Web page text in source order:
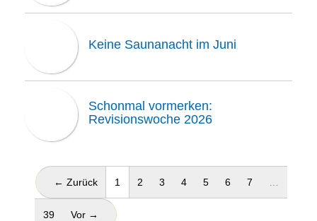
Keine Saunanacht im Juni
Schonmal vormerken:
Revisionswoche 2026
← Zurück 1 (aktuell)
2 3 4 5 6 7
39 Vor →